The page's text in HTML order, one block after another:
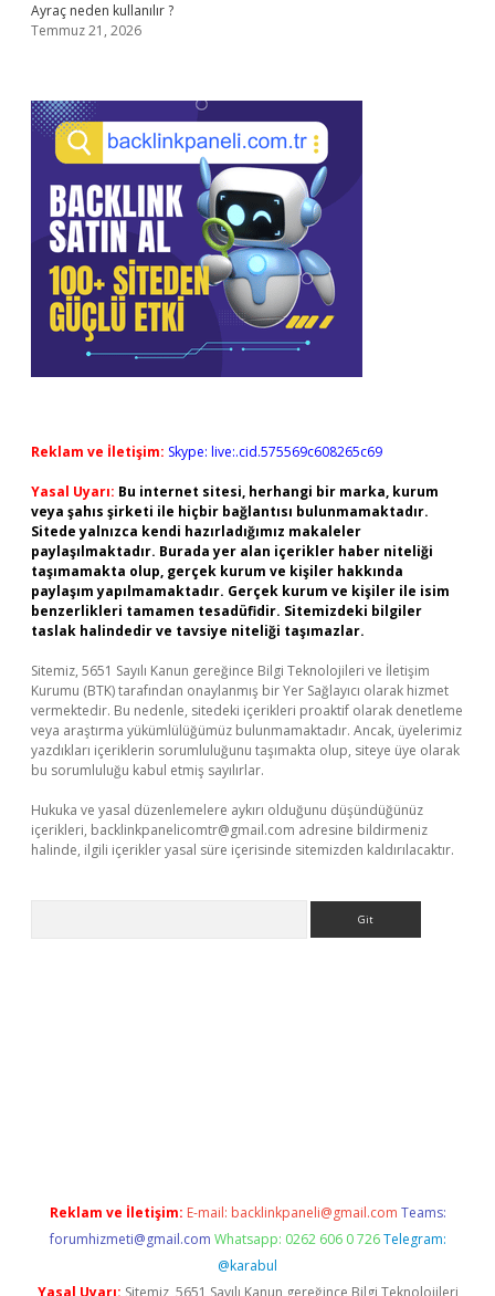
Ayraç neden kullanılır ?
Temmuz 21, 2026
Reklam ve İletişim: Skype: live:.cid.575569c608265c69
Yasal Uyarı: Bu internet sitesi, herhangi bir marka, kurum
veya şahıs şirketi ile hiçbir bağlantısı bulunmamaktadır.
Sitede yalnızca kendi hazırladığımız makaleler
paylaşılmaktadır. Burada yer alan içerikler haber niteliği
taşımamakta olup, gerçek kurum ve kişiler hakkında
paylaşım yapılmamaktadır. Gerçek kurum ve kişiler ile isim
benzerlikleri tamamen tesadüfidir. Sitemizdeki bilgiler
taslak halindedir ve tavsiye niteliği taşımazlar.
Sitemiz, 5651 Sayılı Kanun gereğince Bilgi Teknolojileri ve İletişim
Kurumu (BTK) tarafından onaylanmış bir Yer Sağlayıcı olarak hizmet
vermektedir. Bu nedenle, sitedeki içerikleri proaktif olarak denetleme
veya araştırma yükümlülüğümüz bulunmamaktadır. Ancak, üyelerimiz
yazdıkları içeriklerin sorumluluğunu taşımakta olup, siteye üye olarak
bu sorumluluğu kabul etmiş sayılırlar.
Hukuka ve yasal düzenlemelere aykırı olduğunu düşündüğünüz
içerikleri, backlinkpanelicomtr@gmail.com adresine bildirmeniz
halinde, ilgili içerikler yasal süre içerisinde sitemizden kaldırılacaktır.
Reklam ve İletişim: E-mail: backlinkpaneli@gmail.com Teams:
forumhizmeti@gmail.com Whatsapp: 0262 606 0 726 Telegram:
@karabul
Yasal Uyarı: Sitemiz, 5651 Sayılı Kanun gereğince Bilgi Teknolojileri